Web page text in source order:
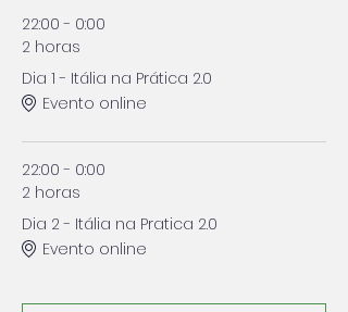
22:00 - 0:00
2 horas
Dia 1 - Itália na Prática 2.0
Evento online
22:00 - 0:00
2 horas
Dia 2 - Itália na Pratica 2.0
Evento online